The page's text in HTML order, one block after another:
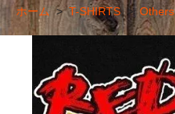
ホーム>T-SHIRTS>Others